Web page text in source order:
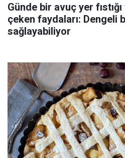
Günde bir avuç yer
çeken faydaları: Dengeli
sağlayabiliyor